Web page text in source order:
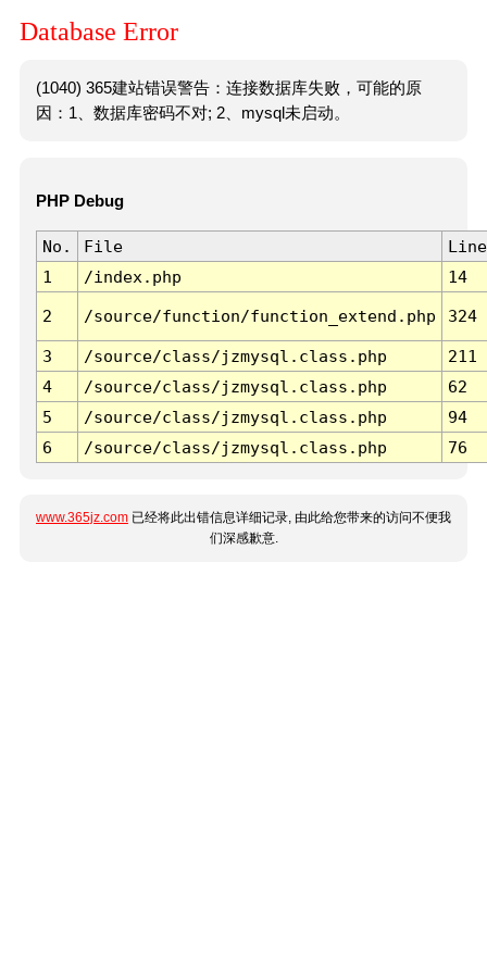
Database Error
(1040) 365建站错误警告：连接数据库失败，可能的原
因：1、数据库密码不对; 2、mysql未启动。
PHP Debug
No. File
Line
1
/index.php 14
2 /source/function/function_extend.php 324
3 /source/class/jzmysql.class.php
211
4
/source/class/jzmysql.class.php
62
5
/source/class/jzmysql.class.php
94
6
/source/class/jzmysql.class.php 76
www.365jz.com 已经将此出错信息详细记录, 由此给您带来的访问不便我
们深感歉意.